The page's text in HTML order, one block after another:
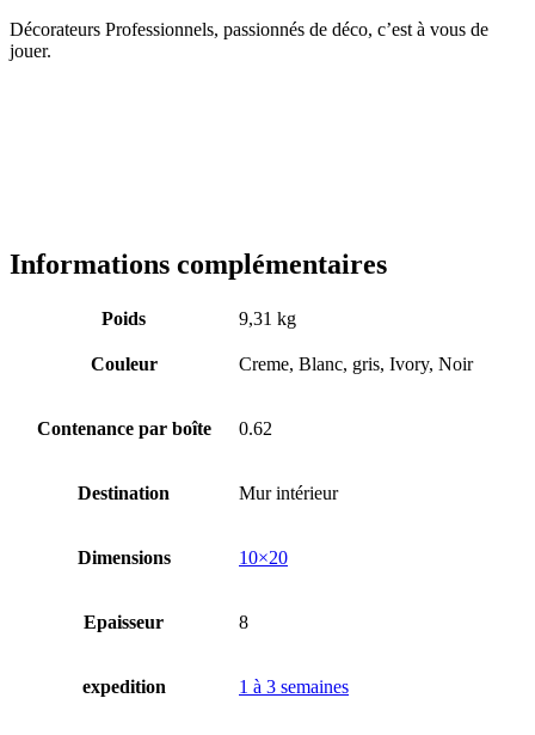
Décorateurs Professionnels, passionnés de déco, c’est à vous de
jouer.
Informations complémentaires
Poids 9,31 kg
Couleur Creme, Blanc, gris, Ivory, Noir
Contenance par boîte 0.62
Destination Mur intérieur
Dimensions 10×20
Epaisseur 8
expedition 1 à 3 semaines